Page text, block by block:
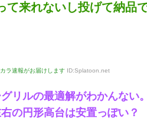
て来れないし投げて納品
ラ速報がお届けします ID:Splatoon.net
リルの最適解がわかんない
の円形高台は安置っぽい？